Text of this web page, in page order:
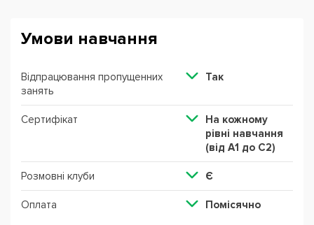
Умови навчання
Відпрацювання пропущенних
занять
Так
Сертифікат
На кожному
рівні навчання
(від А1 до С2)
Розмовні клуби Є
Оплата Помісячно